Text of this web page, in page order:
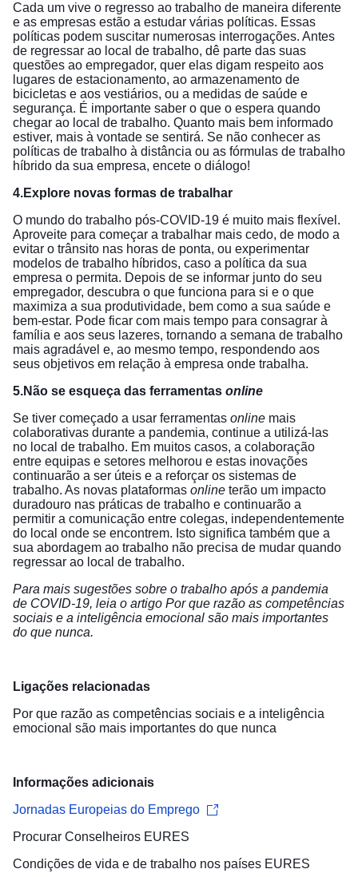
Cada um vive o regresso ao trabalho de maneira diferente
e as empresas estão a estudar várias políticas. Essas
políticas podem suscitar numerosas interrogações. Antes
de regressar ao local de trabalho, dê parte das suas
questões ao empregador, quer elas digam respeito aos
lugares de estacionamento, ao armazenamento de
bicicletas e aos vestiários, ou a medidas de saúde e
segurança. É importante saber o que o espera quando
chegar ao local de trabalho. Quanto mais bem informado
estiver, mais à vontade se sentirá. Se não conhecer as
políticas de trabalho à distância ou as fórmulas de trabalho
híbrido da sua empresa, encete o diálogo!
4.Explore novas formas de trabalhar
O mundo do trabalho pós-COVID-19 é muito mais flexível.
Aproveite para começar a trabalhar mais cedo, de modo a
evitar o trânsito nas horas de ponta, ou experimentar
modelos de trabalho híbridos, caso a política da sua
empresa o permita. Depois de se informar junto do seu
empregador, descubra o que funciona para si e o que
maximiza a sua produtividade, bem como a sua saúde e
bem-estar. Pode ficar com mais tempo para consagrar à
família e aos seus lazeres, tornando a semana de trabalho
mais agradável e, ao mesmo tempo, respondendo aos
seus objetivos em relação à empresa onde trabalha.
5.Não se esqueça das ferramentas online
Se tiver começado a usar ferramentas online mais
colaborativas durante a pandemia, continue a utilizá-las
no local de trabalho. Em muitos casos, a colaboração
entre equipas e setores melhorou e estas inovações
continuarão a ser úteis e a reforçar os sistemas de
trabalho. As novas plataformas online terão um impacto
duradouro nas práticas de trabalho e continuarão a
permitir a comunicação entre colegas, independentemente
do local onde se encontrem. Isto significa também que a
sua abordagem ao trabalho não precisa de mudar quando
regressar ao local de trabalho.
Para mais sugestões sobre o trabalho após a pandemia
de COVID-19, leia o artigo Por que razão as competências
sociais e a inteligência emocional são mais importantes
do que nunca.
Ligações relacionadas
Por que razão as competências sociais e a inteligência
emocional são mais importantes do que nunca
Informações adicionais
Jornadas Europeias do Emprego
Procurar Conselheiros EURES
Condições de vida e de trabalho nos países EURES